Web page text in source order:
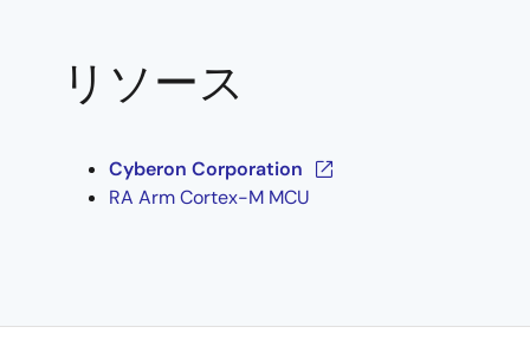
リソース
Cyberon Corporation
RA Arm Cortex-M MCU